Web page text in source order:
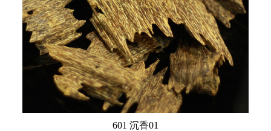
601 沉香01